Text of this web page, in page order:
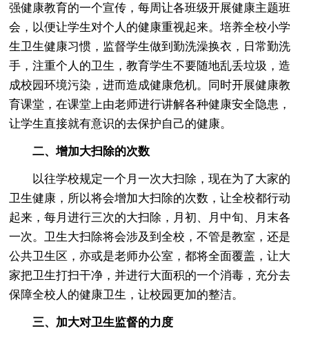
强健康教育的一个宣传，每周让各班级开展健康主题班
会，以便让学生对个人的健康重视起来。培养全校小学
生卫生健康习惯，监督学生做到勤洗澡换衣，日常勤洗
手，注重个人的卫生，教育学生不要随地乱丢垃圾，造
成校园环境污染，进而造成健康危机。同时开展健康教
育课堂，在课堂上由老师进行讲解各种健康安全隐患，
让学生直接就有意识的去保护自己的健康。
二、增加大扫除的次数
以往学校规定一个月一次大扫除，现在为了大家的
卫生健康，所以将会增加大扫除的次数，让全校都行动
起来，每月进行三次的大扫除，月初、月中旬、月末各
一次。卫生大扫除将会涉及到全校，不管是教室，还是
公共卫生区，亦或是老师办公室，都将全面覆盖，让大
家把卫生打扫干净，并进行大面积的一个消毒，充分去
保障全校人的健康卫生，让校园更加的整洁。
三、加大对卫生监督的力度